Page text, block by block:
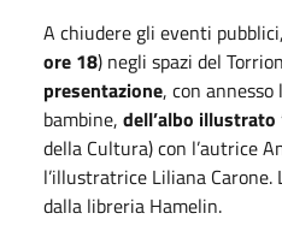
A chiudere gli eventi pubblici,
ore 18) negli spazi del
presentazione, con
bambine, dell’albo illustrato
della Cultura) con l’autrice
l’illustratrice Liliana Carone.
dalla libreria Hamelin.